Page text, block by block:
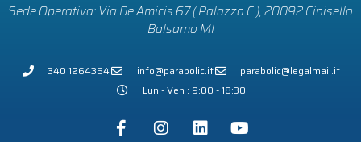
Sede Operativa: Via De Amicis 67 ( Palazzo C ), 20092 Cinisello
Balsamo MI
340 1264354 info@parabolic.it
parabolic@legalmail.it
Lun - Ven : 9:00 - 18:30